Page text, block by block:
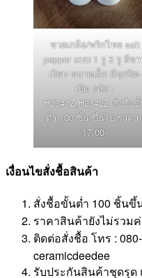
ขวดเกลือ/พริกไทย salt
pepper แบบ 1 รู 3 รู สีข
เรียบ ขนาดเล็ก มีจุกปิด-
เปิด รหัส :
H2341Z,H2342Z สั่งชื่อ
ต่ำ 100 ชิ้น ขึ้นไป ราคา :
17.00-
เงื่อนไขสั่งชื้อสินค้า
สั่งชื้อขั้นต่ำ 100 ชิ้นขึ้
ราคาสินค้ายังไม่รวม
ติดต่อสั่งชื้อ โทร :
ceramicdeedee
รับประกันสินค้าชุดรุด